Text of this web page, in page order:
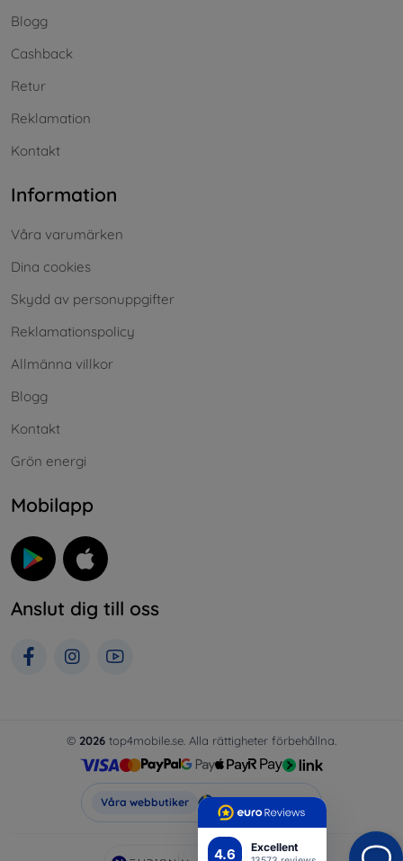
4.6 Excellent
Blogg
Cashback
Retur
Reklamation
Kontakt
Information
Våra varumärken
Dina cookies
Skydd av personuppgifter
Reklamationspolicy
Allmänna villkor
Blogg
Kontakt
Grön energi
Mobilapp
Anslut dig till oss
© 2026 top4mobile.se. Alla rättigheter förbehållna.
Våra webbutiker Top4Mobile.se